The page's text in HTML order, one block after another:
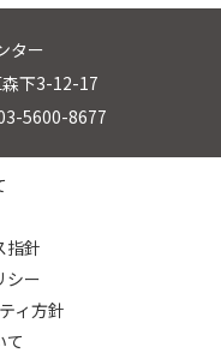
ター
下3-12-17
5600-8677
指針
シー
ィ方針
て